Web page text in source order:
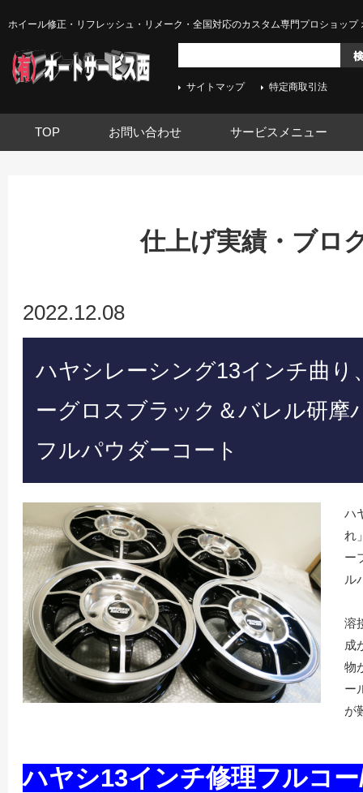
ホイール修正・リフレッシュ・リメーク・全国対応のカスタム専門プロショップ
サイトマップ 特定商取引法
TOP お問い合わせ サービスメニュー
仕上げ実績・ブロ
2022.12.08
ハヤシレーシング13インチ曲り
ーグロスブラック＆バレル研摩
フルパウダーコート
ハ
れ
ー
ル
溶
成
物
ー
が
ハヤシ13インチ修理フルコ